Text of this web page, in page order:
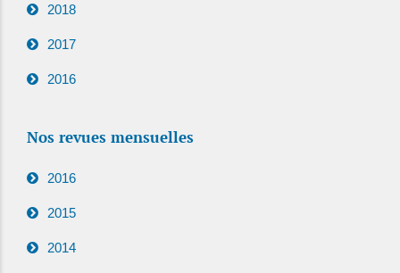
2018
2017
2016
Nos revues mensuelles
2016
2015
2014